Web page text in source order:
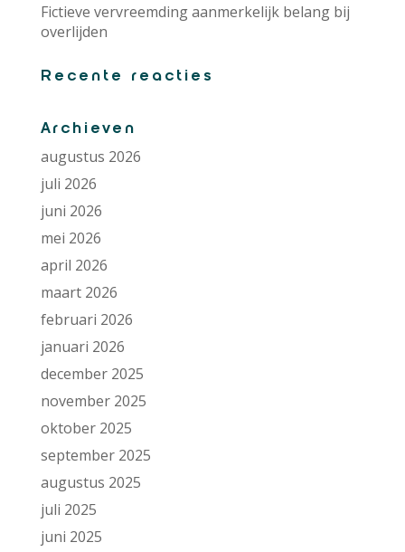
Fictieve vervreemding aanmerkelijk belang bij
overlijden
Recente reacties
Archieven
augustus 2026
juli 2026
juni 2026
mei 2026
april 2026
maart 2026
februari 2026
januari 2026
december 2025
november 2025
oktober 2025
september 2025
augustus 2025
juli 2025
juni 2025